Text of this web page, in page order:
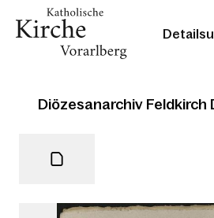
Diözesanarchiv Feldkirch